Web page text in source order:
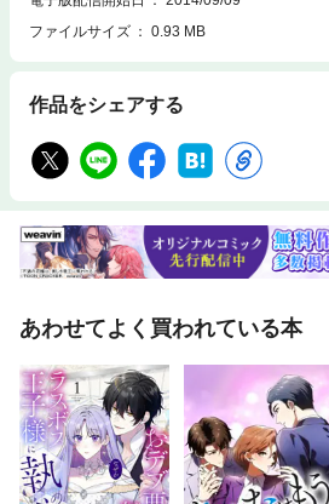
ファイルサイズ
0.93 MB
作品をシェアする
あわせてよく買われている本